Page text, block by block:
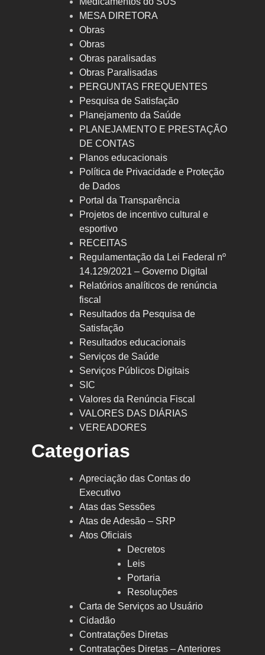
MESA DIRETORA
Obras
Obras
Obras paralisadas
Obras Paralisadas
PERGUNTAS FREQUENTES
Pesquisa de Satisfação
Planejamento da Saúde
PLANEJAMENTO E PRESTAÇÃO
DE CONTAS
Planos educacionais
Política de Privacidade e Proteção
de Dados
Portal da Transparência
Projetos de incentivo cultural e
esportivo
RECEITAS
Regulamentação da Lei Federal nº
14.129/2021 – Governo Digital
Relatórios analíticos de renúncia
fiscal
Resultados da Pesquisa de
Satisfação
Resultados educacionais
Serviços de Saúde
Serviços Públicos Digitais
SIC
Valores da Renúncia Fiscal
VALORES DAS DIÁRIAS
VEREADORES
Categorias
Apreciação das Contas do
Executivo
Atas das Sessões
Atas de Adesão – SRP
Atos Oficiais
Decretos
Leis
Portaria
Resoluções
Carta de Serviços ao Usuário
Cidadão
Contratações Diretas
Contratações Diretas – Anteriores